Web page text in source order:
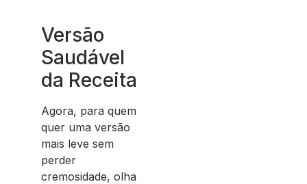
Versão
Saudável
da Receita
Agora, para quem
quer uma versão
mais leve sem
perder
cremosidade, olha